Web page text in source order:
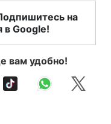
на
в Google!
вам удобно!